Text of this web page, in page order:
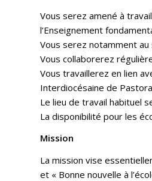
Vous serez amené à
l’Enseignement
Vous serez notamment
Vous collaborerez
Vous travaillerez en lien
Interdiocésaine de
Le lieu de travail habituel
La disponibilité pour les
Mission
La mission vise
et « Bonne nouvelle à